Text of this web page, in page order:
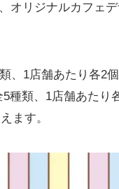
オリジナルカフェ
、1店舗あたり各2
5種類、1店舗あたり
ます。